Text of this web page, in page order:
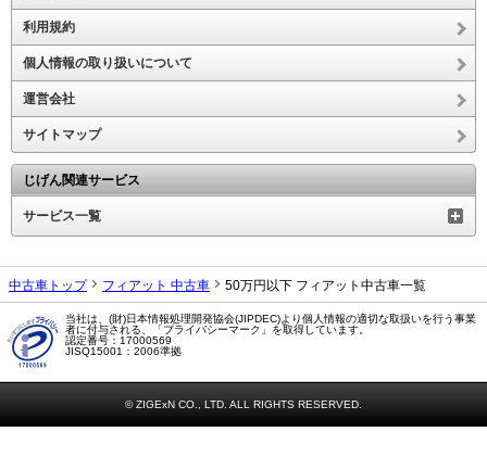
利用規約
個人情報の取り扱いについて
運営会社
サイトマップ
じげん関連サービス
サービス一覧
中古車トップ フィアット 中古車 50万円以下 フィアット中古車一覧
当社は、(財)日本情報処理開発協会(JIPDEC)より個人情報の適切な取扱いを行う事業
者に付与される、「プライバシーマーク」を取得しています。
認定番号：17000569
JISQ15001：2006準拠
© ZIGExN CO., LTD. ALL RIGHTS RESERVED.